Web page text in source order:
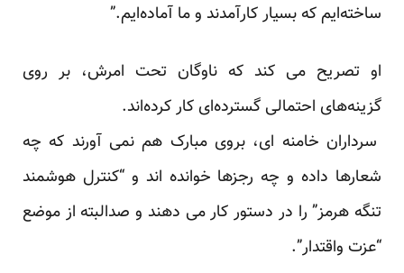
ساخته‌ایم که بسیار کارآمدند و ما آماده‌ایم.”
او تصریح می کند که ناوگان تحت امرش، بر روی
گزینه‌های احتمالی گسترده‌ای کار کرده‌اند.
سرداران خامنه ای، بروی مبارک هم نمی آورند که چه
شعارها داده و چه رجزها خوانده اند و “کنترل هوشمند
تنگه هرمز” را در دستور کار می دهند و صدالبته از موضع
“عزت واقتدار”.